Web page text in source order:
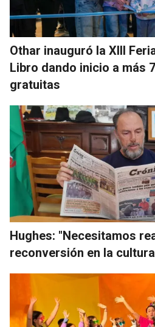
Othar inauguró la XIII
Libro dando inicio a más
gratuitas
Hughes: "Necesitamos
reconversión en la